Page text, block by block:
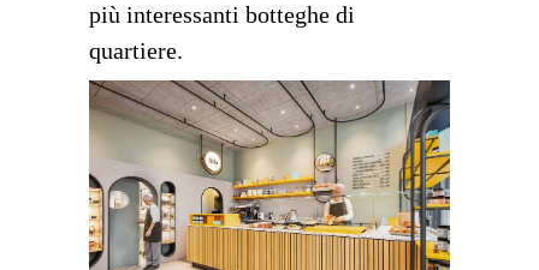
più interessanti botteghe di
quartiere.